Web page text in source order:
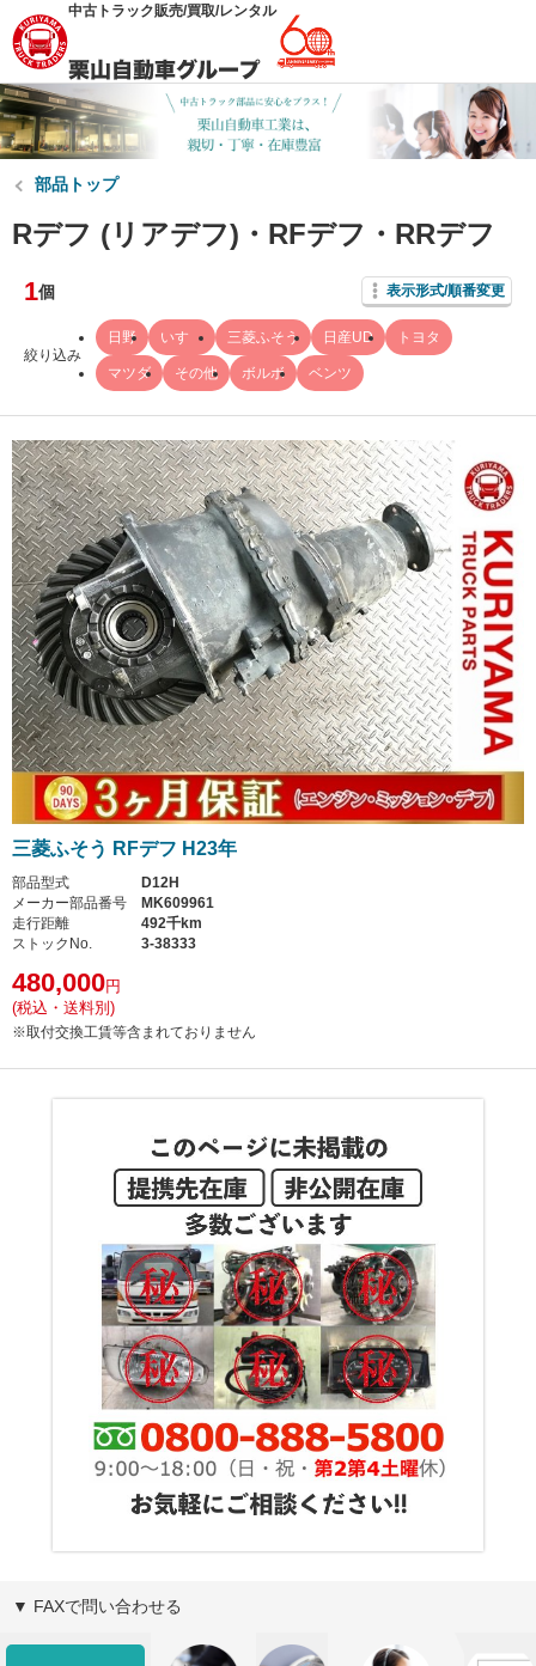
中古トラック販売/買取/レンタル
部品トップ
Rデフ (リアデフ)・RFデフ・RRデフ
1個 表示形式/順番変更
絞り込み
日野 いすゞ 三菱ふそう 日産UD トヨタ
マツダ その他 ボルボ ベンツ
三菱ふそう RFデフ H23年
部品型式
D12H
メーカー部品番号
MK609961
走行距離
492千km
ストックNo.
3-38333
480,000円
(税込・送料別)
※取付交換工賃等含まれておりません
▼ FAXで問い合わせる